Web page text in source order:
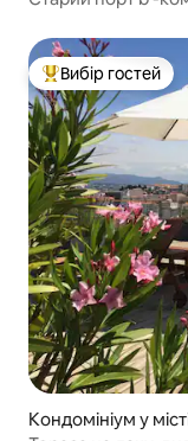
Топ вибір гостей
Вибір гостей
Кондомініум у